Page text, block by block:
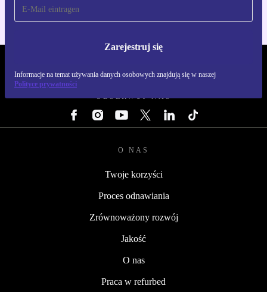
Zarejestruj się
Informacje na temat używania danych osobowych znajdują się w naszej
Polityce prywatności
OBSERWUJ NAS
O NAS
Twoje korzyści
Proces odnawiania
Zrównoważony rozwój
Jakość
O nas
Praca w refurbed